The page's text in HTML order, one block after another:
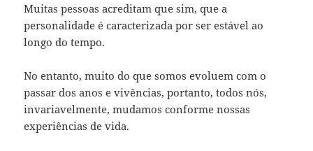
Muitas pessoas acreditam que sim, que a
personalidade é caracterizada por ser estável ao
longo do tempo.
No entanto, muito do que somos evoluem com o
passar dos anos e vivências, portanto, todos nós,
invariavelmente, mudamos conforme nossas
experiências de vida.